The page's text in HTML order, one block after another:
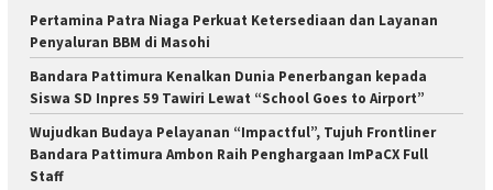
Pertamina Patra Niaga Perkuat Ketersediaan dan Layanan
Penyaluran BBM di Masohi
Bandara Pattimura Kenalkan Dunia Penerbangan kepada
Siswa SD Inpres 59 Tawiri Lewat “School Goes to Airport”
Wujudkan Budaya Pelayanan “Impactful”, Tujuh Frontliner
Bandara Pattimura Ambon Raih Penghargaan ImPaCX Full
Staff